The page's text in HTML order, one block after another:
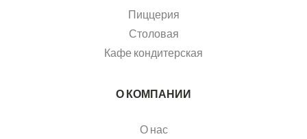
Пиццерия
Столовая
Кафе кондитерская
О КОМПАНИИ
О нас